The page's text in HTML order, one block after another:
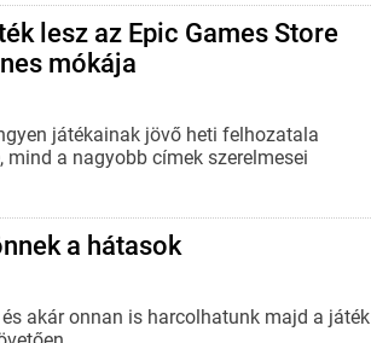
lesz az Epic Games Store
mókája
játékainak jövő heti felhozatala
mind a nagyobb címek szerelmesei
a hátasok
akár onnan is harcolhatunk majd a játék